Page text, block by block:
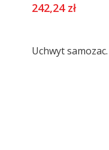
242,24 zł
Uchwyt